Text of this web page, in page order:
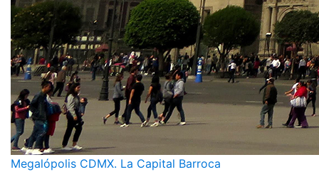
Megalópolis CDMX. La Capital Barroca